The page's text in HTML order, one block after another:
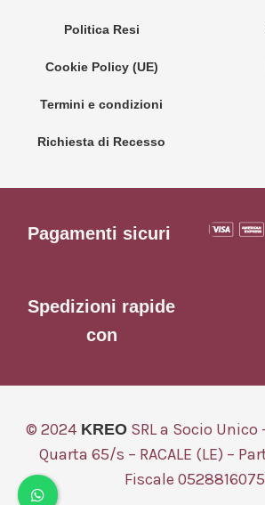
Politica Resi
Cookie Policy (UE)
Termini e condizioni
Richiesta di Recesso
Pagamenti sicuri
Spedizioni rapide
con
© 2024 KREO SRL a Socio Unico
Quarta 65/s – RACALE (LE) –
Fiscale